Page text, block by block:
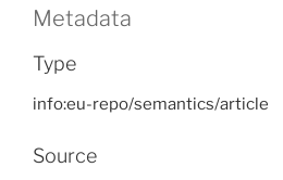
Metadata
Type
info:eu-repo/semantics/article
Source